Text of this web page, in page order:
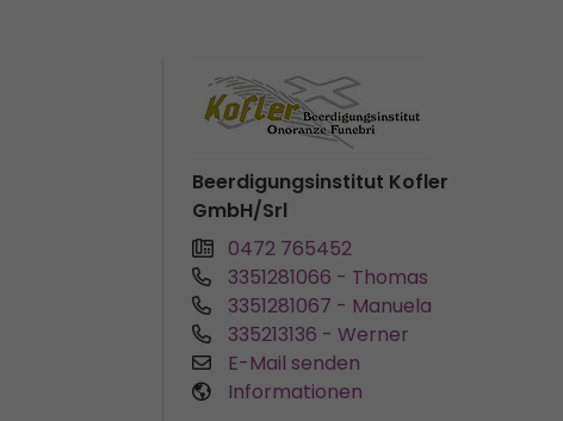
Beerdigungsinstitut Kofler
GmbH/Srl
0472 765452
3351281066 - Thomas
3351281067 - Manuela
335213136 - Werner
E-Mail senden
Informationen